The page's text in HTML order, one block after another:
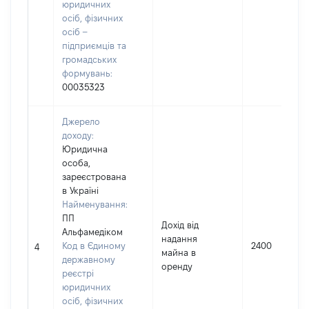
юридичних
осіб, фізичних
осіб –
підприємців та
громадських
формувань:
00035323
4
Джерело
доходу:
Юридична
особа,
зареєстрована
в Україні
Найменування:
ПП
Альфамедіком
Код в Єдиному
державному
реєстрі
юридичних
осіб, фізичних
Дохід від
надання
майна в
оренду
2400